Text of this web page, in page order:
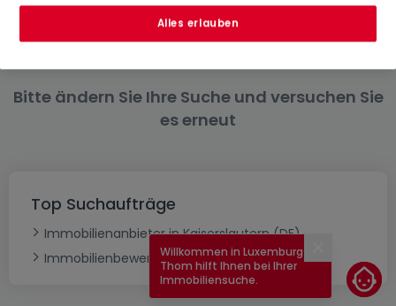
Kaufen Häuser Kindsbach
Bitte ändern Sie Ihre Suche und versuchen Sie
es erneut
Top Suchaufträge
Immobilienanbieter in Kaiserslautern (DE)
ImmobilienbewertungWillkommen in Luxemburg!
Thom hilft Ihnen bei Ihrer
Immobiliensuche.
Alles erlauben